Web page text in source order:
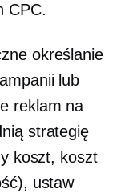
CPC.
określanie
lub
reklam na
strategię
koszt, koszt
ustaw